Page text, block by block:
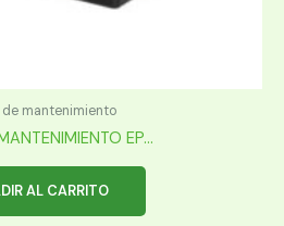
de mantenimiento
EP...
AL CARRITO